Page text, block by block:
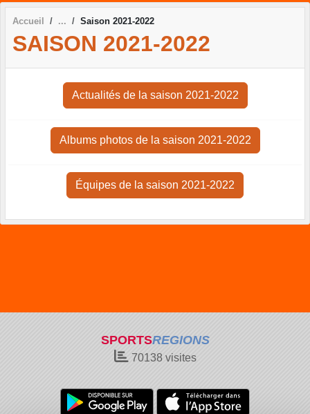
Accueil Saison 2021-2022
SAISON 2021-2022
Actualités de la saison 2021-2022
Albums photos de la saison 2021-2022
Équipes de la saison 2021-2022
SPORTSREGIONS
70138visites